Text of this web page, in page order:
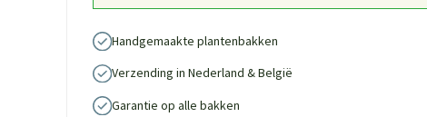
Handgemaakte plantenbakken
Verzending in Nederland & België
Garantie op alle bakken